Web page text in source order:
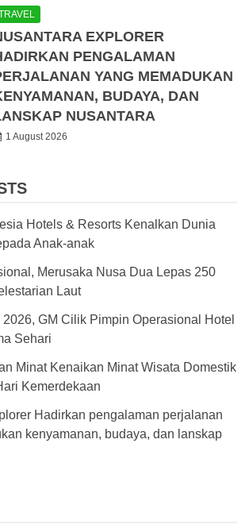
EXPLORER
PENGALAMAN
YANG MEMADUKAN
BUDAYA, DAN
NUSANTARA
1 August 2026
Hotels & Resorts Kenalkan Dunia
Anak-anak
Merusaka Nusa Dua Lepas 250
Laut
2026, GM Cilik Pimpin Operasional Hotel
Sehari
Minat Kenaikan Minat Wisata Domestik
Kemerdekaan
Hadirkan pengalaman perjalanan
kenyamanan, budaya, dan lanskap